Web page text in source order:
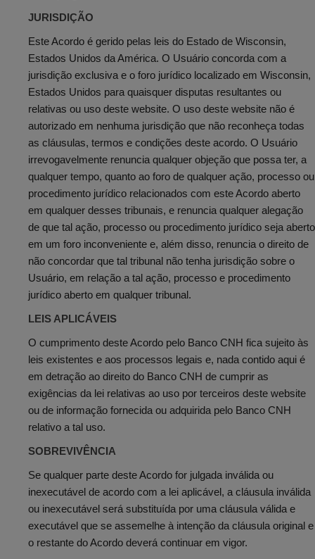
JURISDIÇÃO
Este Acordo é gerido pelas leis do Estado de Wisconsin,
Estados Unidos da América. O Usuário concorda com a
jurisdição exclusiva e o foro jurídico localizado em Wisconsin,
Estados Unidos para quaisquer disputas resultantes ou
relativas ou uso deste website. O uso deste website não é
autorizado em nenhuma jurisdição que não reconheça todas
as cláusulas, termos e condições deste acordo. O Usuário
irrevogavelmente renuncia qualquer objeção que possa ter, a
qualquer tempo, quanto ao foro de qualquer ação, processo ou
procedimento jurídico relacionados com este Acordo aberto
em qualquer desses tribunais, e renuncia qualquer alegação
de que tal ação, processo ou procedimento jurídico seja aberto
em um foro inconveniente e, além disso, renuncia o direito de
não concordar que tal tribunal não tenha jurisdição sobre o
Usuário, em relação a tal ação, processo e procedimento
jurídico aberto em qualquer tribunal.
LEIS APLICÁVEIS
O cumprimento deste Acordo pelo Banco CNH fica sujeito às
leis existentes e aos processos legais e, nada contido aqui é
em detração ao direito do Banco CNH de cumprir as
exigências da lei relativas ao uso por terceiros deste website
ou de informação fornecida ou adquirida pelo Banco CNH
relativo a tal uso.
SOBREVIVÊNCIA
Se qualquer parte deste Acordo for julgada inválida ou
inexecutável de acordo com a lei aplicável, a cláusula inválida
ou inexecutável será substituída por uma cláusula válida e
executável que se assemelhe à intenção da cláusula original e
o restante do Acordo deverá continuar em vigor.